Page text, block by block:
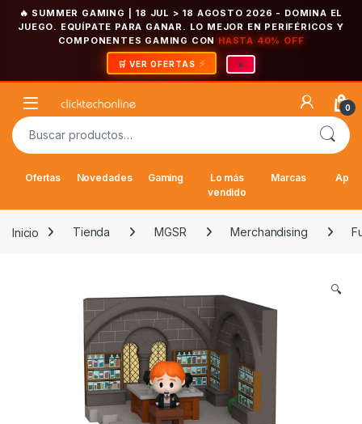
🔥 SUMMER GAMING | 18 JUL > 18 AGOSTO 2026 - DOMINA EL
JUEGO. EQUÍPATE PARA GANAR. LO MEJOR EN PERIFÉRICOS Y
COMPONENTES GAMING CON HASTA 40% OFF
🛒 VER OFERTAS ×
Open 0
Buscar por:
Ofertas Novedades Gaming
Lo más
vendido
Marcas
Inicio Tienda MGSR Merchandising
🔍